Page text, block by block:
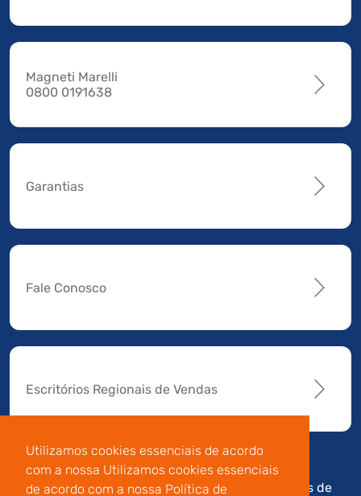
Utilizamos cookies essenciais de acordo
com a nossa Utilizamos cookies essenciais
de acordo com a nossa Política de
Magneti Marelli
0800 0191638
Garantias
Fale Conosco
Escritórios Regionais de Vendas
Av. Manoel da Nóbrega,
Termos de
Código de